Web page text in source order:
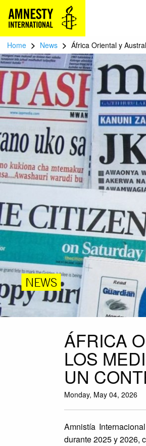
Home > News > África Oriental y
NEWS
ÁFRICA
LOS
UN
Monday, May 04, 2026
Amnistía
durante 2025 y 2026,